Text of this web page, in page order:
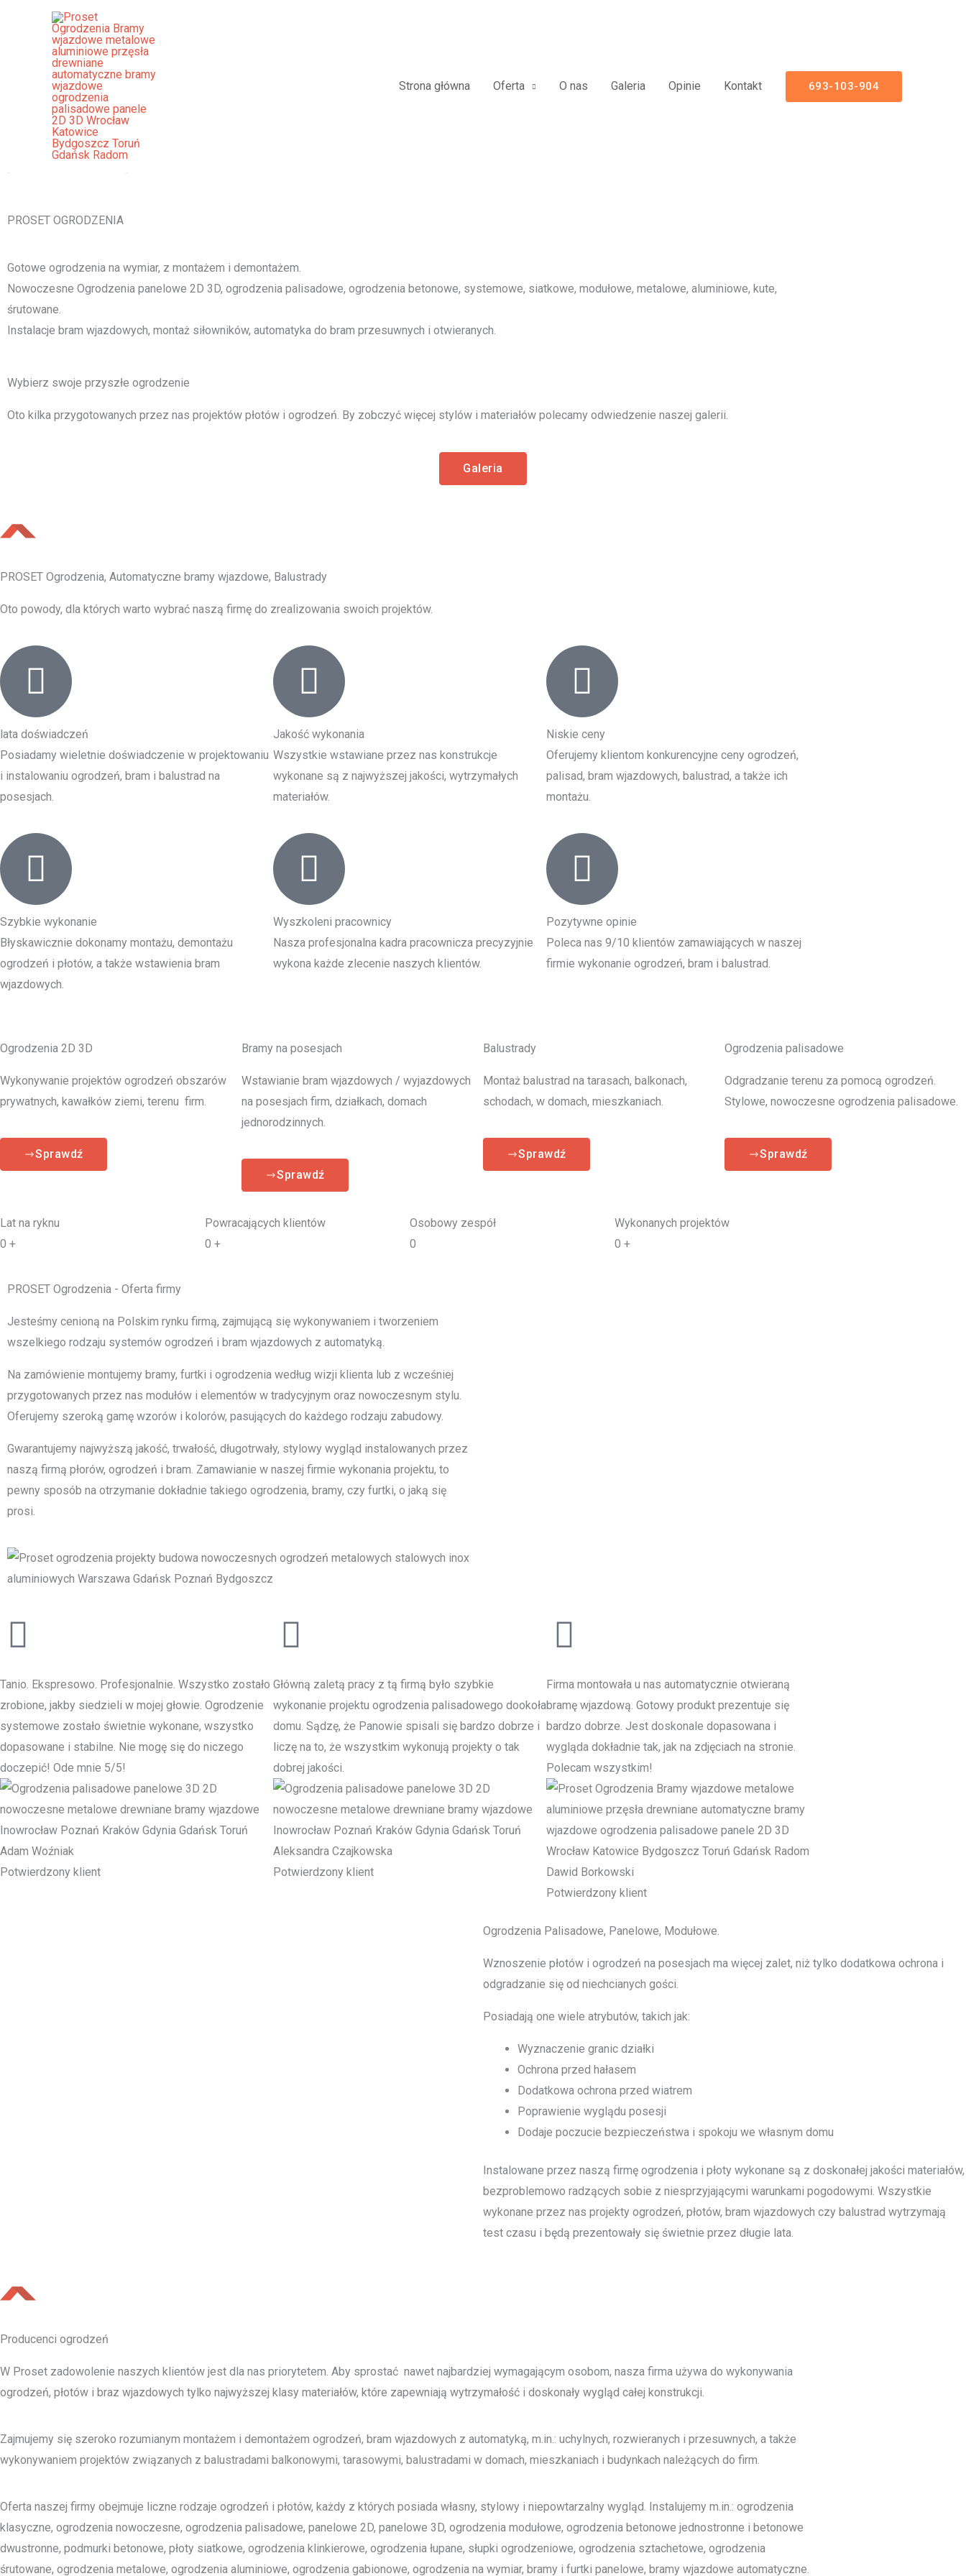
Strona główna Oferta O nas Galeria Opinie Kontakt 693-103-904
Ogrodzenia Panelowe Baranów Sandomierski Płoty Panelowe 3D 2D Panele Ogrodzeniowe
PROSET OGRODZENIA
Gotowe ogrodzenia na wymiar, z montażem i demontażem.
Nowoczesne Ogrodzenia panelowe 2D 3D, ogrodzenia palisadowe, ogrodzenia betonowe, systemowe, siatkowe, modułowe, metalowe, aluminiowe, kute,
śrutowane.
Instalacje bram wjazdowych, montaż siłowników, automatyka do bram przesuwnych i otwieranych.
Wybierz swoje przyszłe ogrodzenie
Oto kilka przygotowanych przez nas projektów płotów i ogrodzeń. By zobczyć więcej stylów i materiałów polecamy odwiedzenie naszej galerii.
Galeria
PROSET Ogrodzenia, Automatyczne bramy wjazdowe, Balustrady
Oto powody, dla których warto wybrać naszą firmę do zrealizowania swoich projektów.
lata doświadczeń
Posiadamy wieletnie doświadczenie w projektowaniu
i instalowaniu ogrodzeń, bram i balustrad na
posesjach.
Szybkie wykonanie
Błyskawicznie dokonamy montażu, demontażu
ogrodzeń i płotów, a także wstawienia bram
wjazdowych.
Jakość wykonania
Wszystkie wstawiane przez nas konstrukcje
wykonane są z najwyższej jakości, wytrzymałych
materiałów.
Wyszkoleni pracownicy
Nasza profesjonalna kadra pracownicza precyzyjnie
wykona każde zlecenie naszych klientów.
Niskie ceny
Oferujemy klientom konkurencyjne ceny ogrodzeń,
palisad, bram wjazdowych, balustrad, a także ich
montażu.
Pozytywne opinie
Poleca nas 9/10 klientów zamawiających w naszej
firmie wykonanie ogrodzeń, bram i balustrad.
Ogrodzenia 2D 3D
Wykonywanie projektów ogrodzeń obszarów
prywatnych, kawałków ziemi, terenu firm.
Sprawdź
Bramy na posesjach
Wstawianie bram wjazdowych / wyjazdowych
na posesjach firm, działkach, domach
jednorodzinnych.
Sprawdź
Balustrady
Montaż balustrad na tarasach, balkonach,
schodach, w domach, mieszkaniach.
Sprawdź
Ogrodzenia palisadowe
Odgradzanie terenu za pomocą ogrodzeń.
Stylowe, nowoczesne ogrodzenia palisadowe.
Sprawdź
Lat na ryknu
0 +
Powracających klientów
0 +
Osobowy zespół
0
Wykonanych projektów
0 +
PROSET Ogrodzenia - Oferta firmy
Jesteśmy cenioną na Polskim rynku firmą, zajmującą się wykonywaniem i tworzeniem
wszelkiego rodzaju systemów ogrodzeń i bram wjazdowych z automatyką.
Na zamówienie montujemy bramy, furtki i ogrodzenia według wizji klienta lub z wcześniej
przygotowanych przez nas modułów i elementów w tradycyjnym oraz nowoczesnym stylu.
Oferujemy szeroką gamę wzorów i kolorów, pasujących do każdego rodzaju zabudowy.
Gwarantujemy najwyższą jakość, trwałość, długotrwały, stylowy wygląd instalowanych przez
naszą firmą płorów, ogrodzeń i bram. Zamawianie w naszej firmie wykonania projektu, to
pewny sposób na otrzymanie dokładnie takiego ogrodzenia, bramy, czy furtki, o jaką się
prosi.
Tanio. Ekspresowo. Profesjonalnie. Wszystko zostało
zrobione, jakby siedzieli w mojej głowie. Ogrodzenie
systemowe zostało świetnie wykonane, wszystko
dopasowane i stabilne. Nie mogę się do niczego
doczepić! Ode mnie 5/5!
Adam Woźniak
Potwierdzony klient
Główną zaletą pracy z tą firmą było szybkie
wykonanie projektu ogrodzenia palisadowego dookoła
domu. Sądzę, że Panowie spisali się bardzo dobrze i
liczę na to, że wszystkim wykonują projekty o tak
dobrej jakości.
Aleksandra Czajkowska
Potwierdzony klient
Firma montowała u nas automatycznie otwieraną
bramę wjazdową. Gotowy produkt prezentuje się
bardzo dobrze. Jest doskonale dopasowana i
wygląda dokładnie tak, jak na zdjęciach na stronie.
Polecam wszystkim!
Dawid Borkowski
Potwierdzony klient
Ogrodzenia Palisadowe, Panelowe, Modułowe.
Wznoszenie płotów i ogrodzeń na posesjach ma więcej zalet, niż tylko dodatkowa ochrona i
odgradzanie się od niechcianych gości.
Posiadają one wiele atrybutów, takich jak:
Wyznaczenie granic działki
Ochrona przed hałasem
Dodatkowa ochrona przed wiatrem
Poprawienie wyglądu posesji
Dodaje poczucie bezpieczeństwa i spokoju we własnym domu
Instalowane przez naszą firmę ogrodzenia i płoty wykonane są z doskonałej jakości materiałów,
bezproblemowo radzących sobie z niesprzyjającymi warunkami pogodowymi. Wszystkie
wykonane przez nas projekty ogrodzeń, płotów, bram wjazdowych czy balustrad wytrzymają
test czasu i będą prezentowały się świetnie przez długie lata.
Producenci ogrodzeń
W Proset zadowolenie naszych klientów jest dla nas priorytetem. Aby sprostać nawet najbardziej wymagającym osobom, nasza firma używa do wykonywania
ogrodzeń, płotów i braz wjazdowych tylko najwyższej klasy materiałów, które zapewniają wytrzymałość i doskonały wygląd całej konstrukcji.
Zajmujemy się szeroko rozumianym montażem i demontażem ogrodzeń, bram wjazdowych z automatyką, m.in.: uchylnych, rozwieranych i przesuwnych, a także
wykonywaniem projektów związanych z balustradami balkonowymi, tarasowymi, balustradami w domach, mieszkaniach i budynkach należących do firm.
Oferta naszej firmy obejmuje liczne rodzaje ogrodzeń i płotów, każdy z których posiada własny, stylowy i niepowtarzalny wygląd. Instalujemy m.in.: ogrodzenia
klasyczne, ogrodzenia nowoczesne, ogrodzenia palisadowe, panelowe 2D, panelowe 3D, ogrodzenia modułowe, ogrodzenia betonowe jednostronne i betonowe
dwustronne, podmurki betonowe, płoty siatkowe, ogrodzenia klinkierowe, ogrodzenia łupane, słupki ogrodzeniowe, ogrodzenia sztachetowe, ogrodzenia
śrutowane, ogrodzenia metalowe, ogrodzenia aluminiowe, ogrodzenia gabionowe, ogrodzenia na wymiar, bramy i furtki panelowe, bramy wjazdowe automatyczne.